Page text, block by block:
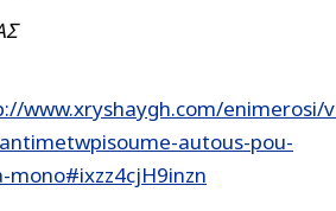
www.xryshaygh.com/enimerosi/
autous-pou-
mono#ixzz4cjH9inzn